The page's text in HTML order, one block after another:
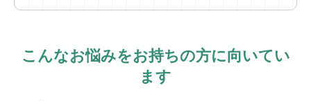
こんなお悩みをお持ちの方に向いてい
ます